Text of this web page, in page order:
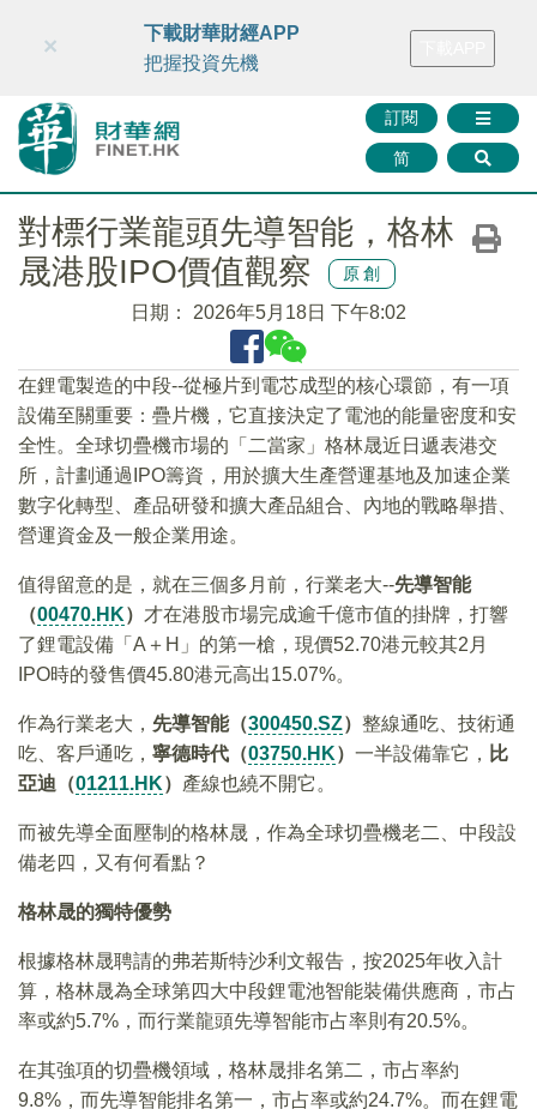
財華智庫網 FINTV FINMETA 財華證券 媒體矩陣
訂閱
简
×
下載財華財經APP
把握投資先機
對標行業龍頭先導智能，格林
晟港股IPO價值觀察
原創
日期： 2026年5月18日 下午8:02
在鋰電製造的中段--從極片到電芯成型的核心環節，有一項
設備至關重要：疊片機，它直接決定了電池的能量密度和安
全性。全球切疊機市場的「二當家」格林晟近日遞表港交
所，計劃通過IPO籌資，用於擴大生產營運基地及加速企業
數字化轉型、產品研發和擴大產品組合、內地的戰略舉措、
營運資金及一般企業用途。
值得留意的是，就在三個多月前，行業老大--先導智能
（00470.HK） 才在港股市場完成逾千億市值的掛牌，打響
了鋰電設備「A＋H」的第一槍，現價52.70港元較其2月
IPO時的發售價45.80港元高出15.07%。
作為行業老大， 先導智能（300450.SZ） 整線通吃、技術通
吃、客戶通吃， 寧德時代（03750.HK） 一半設備靠它， 比
亞迪（01211.HK） 產線也繞不開它。
而被先導全面壓制的格林晟，作為全球切疊機老二、中段設
備老四，又有何看點？
格林晟的獨特優勢
根據格林晟聘請的弗若斯特沙利文報告，按2025年收入計
算，格林晟為全球第四大中段鋰電池智能裝備供應商，市占
率或約5.7%，而行業龍頭先導智能市占率則有20.5%。
在其強項的切疊機領域，格林晟排名第二，市占率約
9.8%，而先導智能排名第一，市占率或約24.7%。而在鋰電